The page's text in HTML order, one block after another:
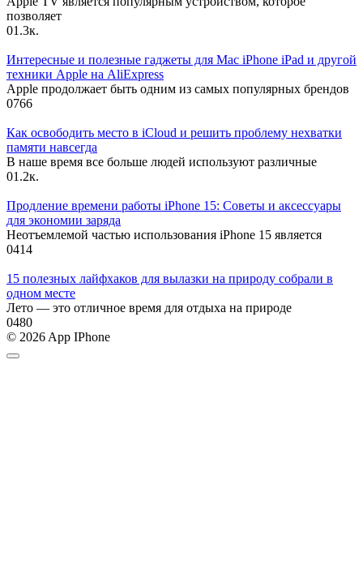
позволяет
01.3к.
Интересные и полезные гаджеты для Mac iPhone iPad и другой
техники Apple на AliExpress
Apple продолжает быть одним из самых популярных брендов
0766
Как освободить место в iCloud и решить проблему нехватки
памяти навсегда
В наше время все больше людей используют различные
01.2к.
Продление времени работы iPhone 15: Советы и аксессуары
для экономии заряда
Неотъемлемой частью использования iPhone 15 является
0414
15 полезных лайфхаков для вылазки на природу собрали в
одном месте
Лето — это отличное время для отдыха на природе
0480
© 2026 App IPhone